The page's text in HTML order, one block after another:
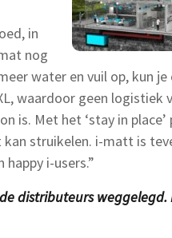
in
nog
water en vuil op, kun je
waardoor geen logistiek
is. Met het ‘stay in
struikelen. i-matt is
i-users.”
distributeurs